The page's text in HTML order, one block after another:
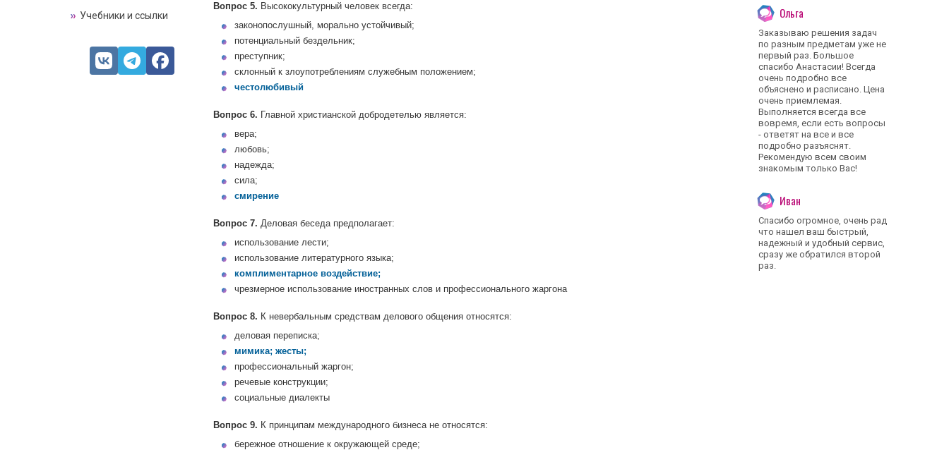
Вопрос 5. Высококультурный человек всегда:
законопослушный, морально устойчивый;
потенциальный бездельник;
преступник;
склонный к злоупотреблениям служебным положением;
честолюбивый
Вопрос 6. Главной христианской добродетелью является:
вера;
любовь;
надежда;
сила;
смирение
Вопрос 7. Деловая беседа предполагает:
использование лести;
использование литературного языка;
комплиментарное воздействие;
чрезмерное использование иностранных слов и профессионального жаргона
Вопрос 8. К невербальным средствам делового общения относятся:
деловая переписка;
мимика; жесты;
профессиональный жаргон;
речевые конструкции;
социальные диалекты
Вопрос 9. К принципам международного бизнеса не относятся:
бережное отношение к окружающей среде;
Учебники и ссылки Ольга
Заказываю решения задач
по разным предметам уже не
первый раз. Большое
спасибо Анастасии! Всегда
очень подробно все
объяснено и расписано. Цена
очень приемлемая.
Выполняется всегда все
вовремя, если есть вопросы
- ответят на все и все
подробно разъяснят.
Рекомендую всем своим
знакомым только Вас!
Иван
Спасибо огромное, очень рад
что нашел ваш быстрый,
надежный и удобный сервис,
сразу же обратился второй
раз.